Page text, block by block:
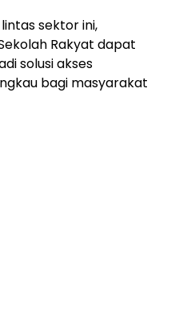
sektor ini,
Rakyat dapat
solusi akses
bagi masyarakat